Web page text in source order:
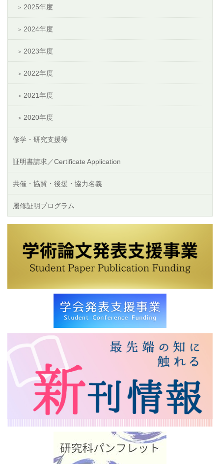
2025年度
2024年度
2023年度
2022年度
2021年度
2020年度
修学・研究支援等
証明書請求／Certificate Application
共催・協賛・後援・協力名義
履修証明プログラム